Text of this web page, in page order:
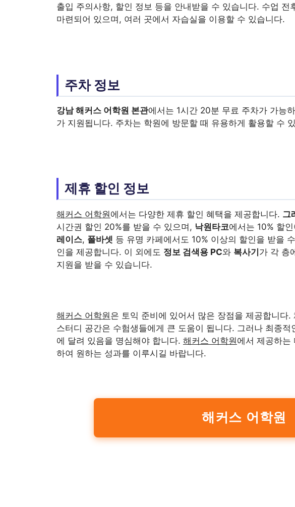
출입 주의사항, 할인 정보 등을 안내받을 수 있습니다. 수업
마련되어 있으며, 여러 곳에서 자습실을 이용할 수 있습니다.
주차 정보
강남 해커스 어학원 본관에서는 1시간 20분 무료 주차가 가능
가 지원됩니다. 주차는 학원에 방문할 때 유용하게 활용할 수
제휴 할인 정보
해커스 어학원에서는 다양한 제휴 할인 혜택을 제공합니다. 그
시간권 할인 20%를 받을 수 있으며, 낙원타코에서는 10% 할
레이스, 폴바셋 등 유명 카페에서도 10% 이상의 할인을 받을
인을 제공합니다. 이 외에도 정보 검색용 PC와 복사기가 각 층
지원을 받을 수 있습니다.
해커스 어학원은 토익 준비에 있어서 많은 장점을 제공합니다
스터디 공간은 수험생들에게 큰 도움이 됩니다. 그러나 최종
에 달려 있음을 명심해야 합니다. 해커스 어학원에서 제공하는
하여 원하는 성과를 이루시길 바랍니다.
해커스 어학원